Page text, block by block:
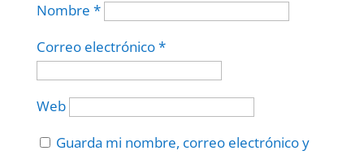
Nombre *
Correo electrónico*
Web
Guarda mi nombre, correo electrónico y